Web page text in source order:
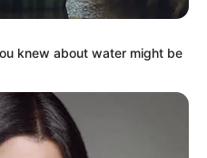
knew about water might be